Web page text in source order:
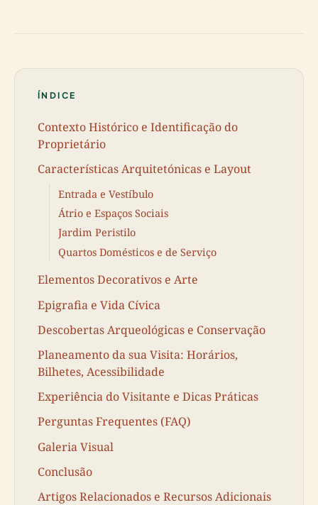
ÍNDICE
Contexto Histórico e Identificação do
Proprietário
Características Arquitetónicas e Layout
Entrada e Vestíbulo
Átrio e Espaços Sociais
Jardim Peristilo
Quartos Domésticos e de Serviço
Elementos Decorativos e Arte
Epigrafia e Vida Cívica
Descobertas Arqueológicas e Conservação
Planeamento da sua Visita: Horários,
Bilhetes, Acessibilidade
Experiência do Visitante e Dicas Práticas
Perguntas Frequentes (FAQ)
Galeria Visual
Conclusão
Artigos Relacionados e Recursos Adicionais